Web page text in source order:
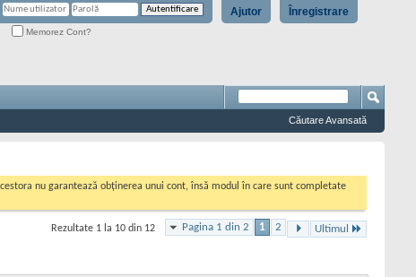
Înregistrare
Ajutor
Memorez Cont?
Căutare Avansată
nu garantează obținerea unui cont, însă modul în care sunt completate
Pagina 1 din 2 1 2 Ultimul
Rezultate 1 la 10 din 12